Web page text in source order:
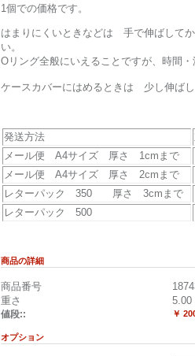
1個での価格です。
はまりにくいときなどは 手で伸ばして
い。
Oリング全般にいえることですが、時間
ケースカバーにはめるときは 少し伸ば
発送方法
メール便 A4サイズ 厚さ 1cmまで
メール便 A4サイズ 厚さ 2cmまで
レターパック 350 厚さ 3cmまで
レターパック 500
商品の詳細
商品番号
重さ
5.00
値段:: ￥
オプション